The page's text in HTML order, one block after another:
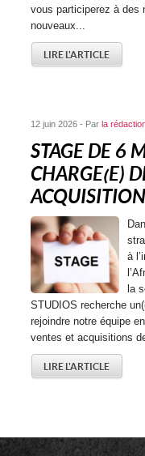
vous participerez à des
nouveaux...
LIRE L'ARTICLE
12 juin 2026 - Parla
STAGE DE 6
CHARGE(E)
à
la
STUDIOS recherche
rejoindre notre équipe
ventes et acquisitions
LIRE L'ARTICLE